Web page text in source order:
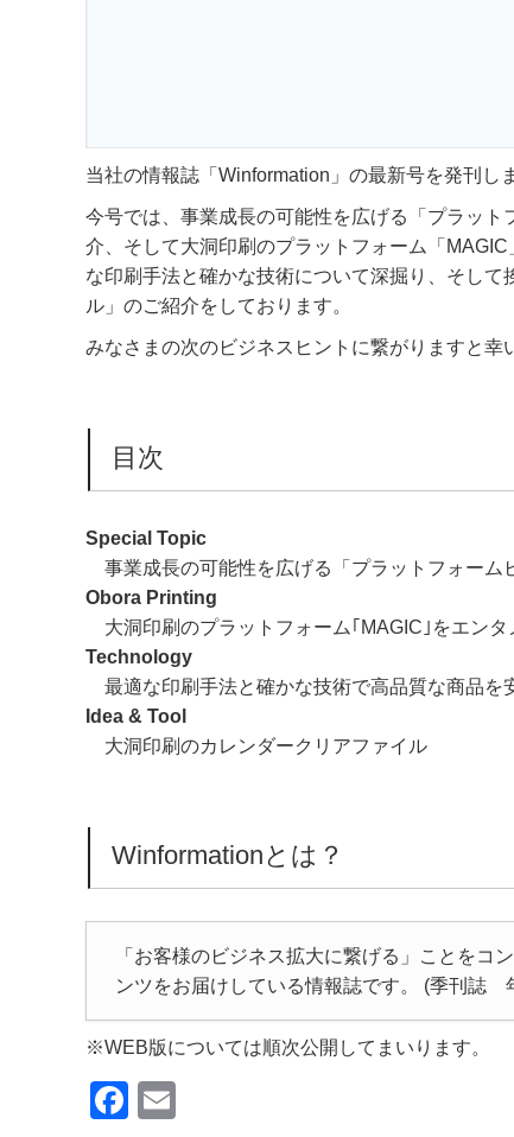
当社の情報誌「Winformation」の最新号を発刊し
今号では、事業成長の可能性を広げる「プラッ
介、そして大洞印刷のプラットフォーム「
な印刷手法と確かな技術について深掘り、そし
ル」のご紹介をしております。
みなさまの次のビジネスヒントに繋がりますと幸
目次
Special Topic
事業成長の可能性を広げる「プラットフォーム
Obora Printing
大洞印刷のプラットフォーム｢MAGIC｣をエンタ
Technology
最適な印刷手法と確かな技術で高品質な商品を
Idea & Tool
大洞印刷のカレンダークリアファイル
Winformationとは？
「お客様のビジネス拡大に繋げる」ことをコ
ンツをお届けしている情報誌です。 (季刊誌
※WEB版については順次公開してまいります。
F